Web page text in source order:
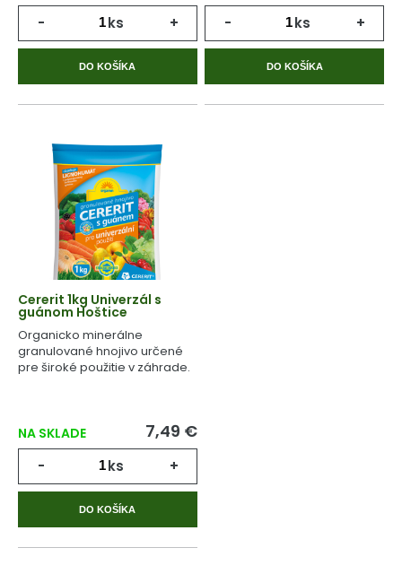
- ks +
DO KOŠÍKA
- ks +
DO KOŠÍKA
Cererit 1kg Univerzál s
guánom Hoštice
Organicko minerálne
granulované hnojivo určené
pre široké použitie v záhrade.
NA SKLADE 7,49 €
- ks +
DO KOŠÍKA